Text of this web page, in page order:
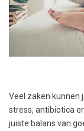
Veel zaken kunnen
stress, antibiotica
juiste balans van